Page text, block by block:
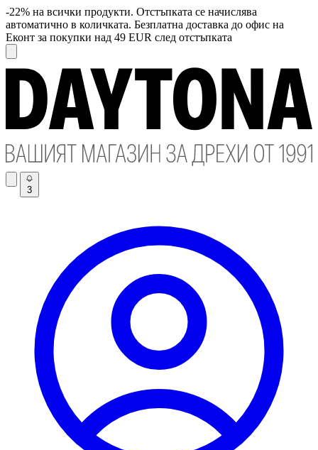
-22% на всички продукти. Отстъпката се начислява
автоматично в количката. Безплатна доставка до офис на
Еконт за покупки над 49 EUR след отстъпката
3